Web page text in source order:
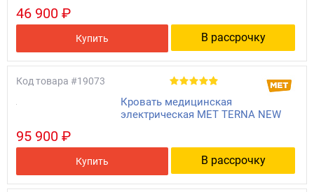
46 900 ₽
Купить В рассрочку
Код товара #19073
Кровать медицинская
электрическая МЕТ TERNA NEW
95 900 ₽
Купить В рассрочку